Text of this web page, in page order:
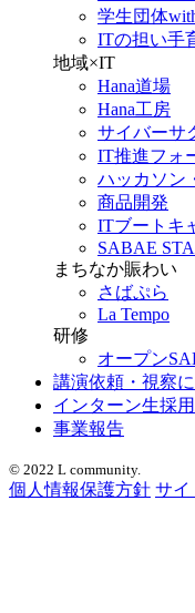
学生団体
ITの担い手
地域×IT
Hana道場
Hana工房
サイバーサ
IT推進フォ
ハッカソン
商品開発
ITブートキ
SABAE
まちなか賑わい
さばぷら
La Tempo
研修
オープン
講演依頼・視察
インターン生採用
事業報告
© 2022 L community.
個人情報保護方針 サイ